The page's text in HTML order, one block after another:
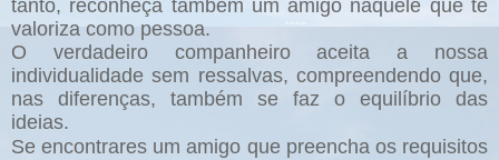
tanto, reconheça também um amigo naquele que te
valoriza como pessoa.
O verdadeiro companheiro aceita a nossa
individualidade sem ressalvas, compreendendo que,
nas diferenças, também se faz o equilíbrio das
ideias.
Se encontrares um amigo que preencha os requisitos